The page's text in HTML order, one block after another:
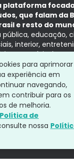
plataforma
que falam da
e resto do
pública, educação,
interior,
e a notícia é no
do Grupo Aratu.
de privacidade
para
experiência em
navegando,
contribuir para os
de melhoria.
Política de
nossa